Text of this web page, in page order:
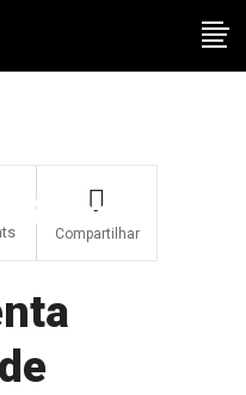
Risco
Compartilhar